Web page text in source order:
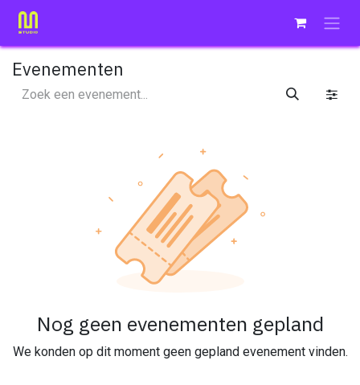
Overslaan naar inhoud
Evenementen
Nog geen evenementen gepland
We konden op dit moment geen gepland evenement vinden.